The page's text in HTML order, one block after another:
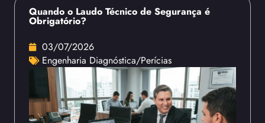
Quando o Laudo Técnico de Segurança é
Obrigatório?
03/07/2026
Engenharia Diagnóstica/Perícias